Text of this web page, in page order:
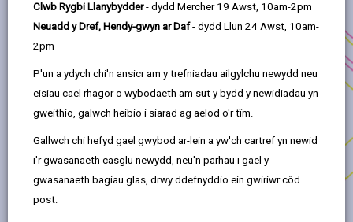
Clwb Rygbi Llanybydder- dydd Mercher 19 Awst, 10am-2pm
Neuadd y Dref, Hendy-gwyn ar Daf- dydd Llun 24 Awst, 10am-
2pm
P'un a ydych chi'n ansicr am y trefniadau ailgylchu newydd neu
eisiau cael rhagor o wybodaeth am sut y bydd y newidiadau yn
gweithio, galwch heibio i siarad ag aelod o'r tîm.
Gallwch chi hefyd gael gwybod ar-lein a yw'ch cartref yn newid
i'r gwasanaeth casglu newydd, neu'n parhau i gael y
gwasanaeth bagiau glas, drwy ddefnyddio ein gwiriwr côd
post:
Mae'r prosiect hwn wedi gweithio ochr yn ochr ag
adran ystadau Bwrdd Iechyd Prifysgol Hywel Dda i
ddatblygu lleoedd nad ydyn nhw’n cael eu
defnyddio digon fel canolbwynt ar gyfer
prosiectau seilwaith gwyrdd sy’n cael eu datblygu
y cyd â'r gymuned.
Mae partneriaid cymunedol a gwirfoddolwyr wedi
datblygu eu sgiliau garddwriaethol ar bortffolio o
safleoedd i greu mosäig integredig o fannau
gwyrdd, sy'n adlewyrchu anghenion iechyd a